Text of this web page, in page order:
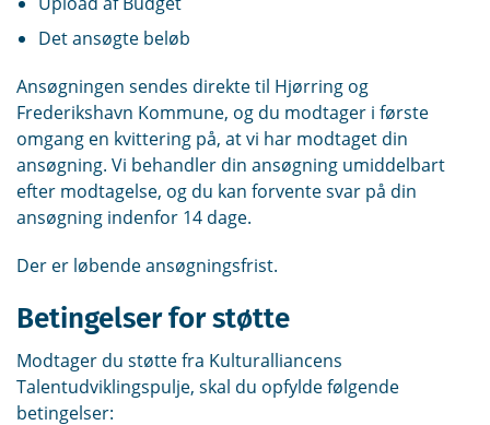
Det ansøgte beløb
Ansøgningen sendes direkte til Hjørring og
Frederikshavn Kommune, og du modtager i første
omgang en kvittering på, at vi har modtaget din
ansøgning. Vi behandler din ansøgning umiddelbart
efter modtagelse, og du kan forvente svar på din
ansøgning indenfor 14 dage.
Der er løbende ansøgningsfrist.
Betingelser for støtte
Modtager du støtte fra Kulturalliancens
Talentudviklingspulje, skal du opfylde følgende
betingelser: